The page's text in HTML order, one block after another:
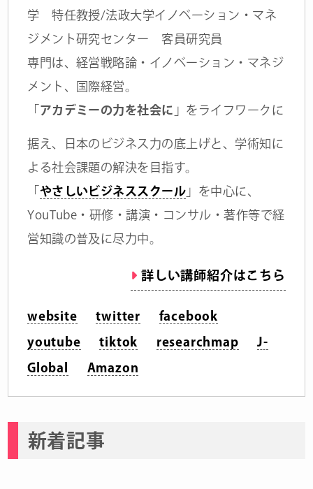
学 特任教授/法政大学イノベーション・マネ
ジメント研究センター 客員研究員
専門は、経営戦略論・イノベーション・マネジ
メント、国際経営。
アカデミーの力を社会に 」をライフワークに
据え、日本のビジネス力の底上げと、学術知に
よる社会課題の解決を目指す。
やさしいビジネススクール 」を中心に、
YouTube・研修・講演・コンサル・著作等で経
営知識の普及に尽力中。
詳しい講師紹介はこちら
website twitter facebook
youtube tiktok researchmap J-
Global Amazon
新着記事